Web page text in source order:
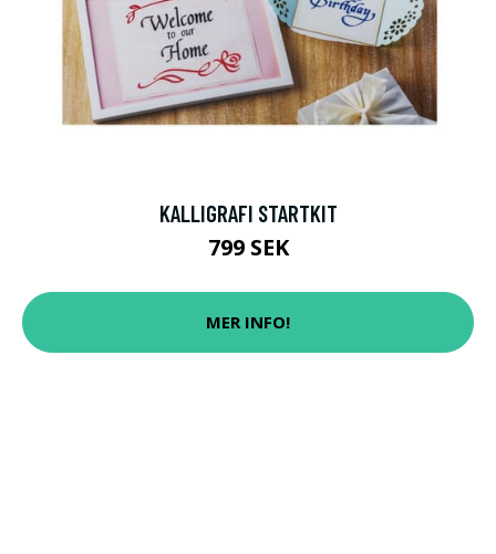
KALLIGRAFI STARTKIT
799 SEK
MER INFO!